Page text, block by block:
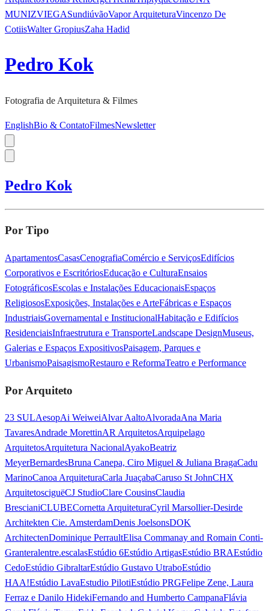
MUNIZVIEGASundiúvãoVapor ArquiteturaVincenzo De
CotiisWalter GropiusZaha Hadid
Pedro Kok
Fotografia de Arquitetura & Filmes
EnglishBio & ContatoFilmesNewsletter
Pedro Kok
Por Tipo
ApartamentosCasasCenografiaComércio e ServiçosEdifícios
Corporativos e EscritóriosEducação e CulturaEnsaios
FotográficosEscolas e Instalações EducacionaisEspaços
ReligiososExposições, Instalações e ArteFábricas e Espaços
IndustriaisGovernamental e InstitucionalHabitação e Edifícios
ResidenciaisInfraestrutura e TransporteLandscape DesignMuseus,
Galerias e Espaços ExpositivosPaisagem, Parques e
UrbanismoPaisagismoRestauro e ReformaTeatro e Performance
Por Arquiteto
23 SULAesopAi WeiweiAlvar AaltoAlvoradaAna Maria
TavaresAndrade MorettinAR ArquitetosArquipelago
ArquitetosArquitetura NacionalAyakoBeatriz
MeyerBernardesBruna Canepa, Ciro Miguel & Juliana BragaCadu
MarinoCanoa ArquiteturaCarla JuaçabaCaruso St JohnCHX
ArquitetosciguëCJ StudioClare CousinsClaudia
BrescianiCLUBECornetta ArquiteturaCyril Marsollier-Desirde
Architekten Cie. AmsterdamDenis JoelsonsDOK
ArchitectenDominique PerraultElisa Commanay and Romain Conti-
Granteralentre.escalasEstúdio 6Estúdio ArtigasEstúdio BRAEstúdio
CedoEstúdio GibraltarEstúdio Gustavo UtraboEstúdio
HAA!Estúdio LavaEstudio PilotiEstúdio PRGFelipe Zene, Laura
Ferraz e Danilo HidekiFernando and Humberto CampanaFlávia